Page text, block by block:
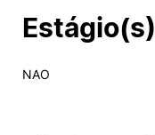
Estágio(s)
NAO